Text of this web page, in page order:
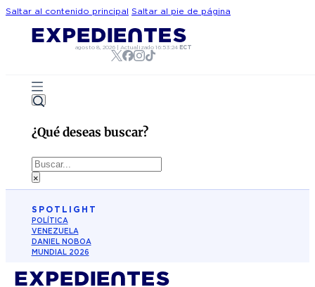
Saltar al contenido principal Saltar al pie de página
agosto 8, 2026 |Actualizado16:53:24 ECT
¿Qué deseas buscar?
Buscar
×
SPOTLIGHT
POLÍTICA
VENEZUELA
DANIEL NOBOA
MUNDIAL 2026